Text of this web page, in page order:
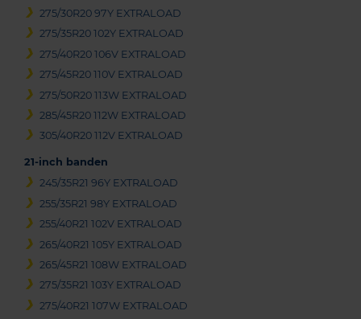
275/30R20 97Y EXTRALOAD
275/35R20 102Y EXTRALOAD
275/40R20 106V EXTRALOAD
275/45R20 110V EXTRALOAD
275/50R20 113W EXTRALOAD
285/45R20 112W EXTRALOAD
305/40R20 112V EXTRALOAD
21-inch banden
245/35R21 96Y EXTRALOAD
255/35R21 98Y EXTRALOAD
255/40R21 102V EXTRALOAD
265/40R21 105Y EXTRALOAD
265/45R21 108W EXTRALOAD
275/35R21 103Y EXTRALOAD
275/40R21 107W EXTRALOAD